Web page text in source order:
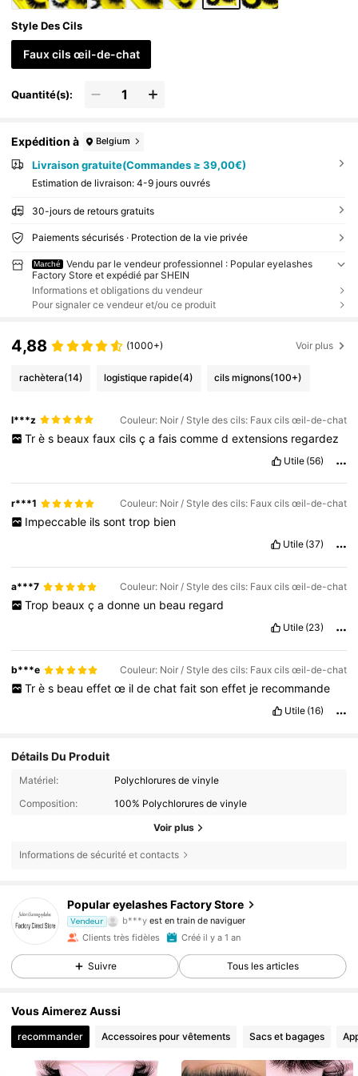
Style Des Cils
Faux cils œil-de-chat
Quantité(s):
Expédition à Belgium
Livraison gratuite(Commandes ≥ 39,00€)
Estimation de livraison: 4-9 jours ouvrés
30-jours de retours gratuits
Paiements sécurisés · Protection de la vie privée
Marché
Vendu par le vendeur professionnel : Popular eyelashes
Factory Store et expédié par SHEIN
Informations et obligations du vendeur
Pour signaler ce vendeur et/ou ce produit
4,88 (1000+) Voir plus
rachètera(14) logistique rapide(4) cils mignons(100+)
l***z Couleur: Noir / Style des cils: Faux cils œil-de-chat
Tr è s beaux faux cils ç a fais comme d extensions regardez
Utile (56)
r***1 Couleur: Noir / Style des cils: Faux cils œil-de-chat
Impeccable ils sont trop bien
Utile (37)
a***7 Couleur: Noir / Style des cils: Faux cils œil-de-chat
Trop beaux ç a donne un beau regard
Utile (23)
b***e Couleur: Noir / Style des cils: Faux cils œil-de-chat
Tr è s beau effet œ il de chat fait son effet je recommande
Utile (16)
Détails Du Produit
Matériel:
Polychlorures de vinyle
Composition:
100% Polychlorures de vinyle
Voir plus
Informations de sécurité et contacts
Popular eyelashes Factory Store
Vendeur
4,89 2.6K Suiveurs
4,89
2.6K Suiveurs
b***y est en train de naviguer
4,89
2.6K Suiveurs
2.6K Suiveurs
4,89
Clients très fidèles Créé il y a 1 an
Suivre Tous les articles
Vous Aimerez Aussi
recommander Accessoires pour vêtements Sacs et bagages